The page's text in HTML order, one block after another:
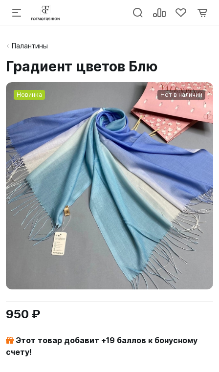
Палантины
Градиент цветов Блю
Новинка Нет в наличии
950 ₽
Этот товар добавит +19 баллов к бонусному
счету!